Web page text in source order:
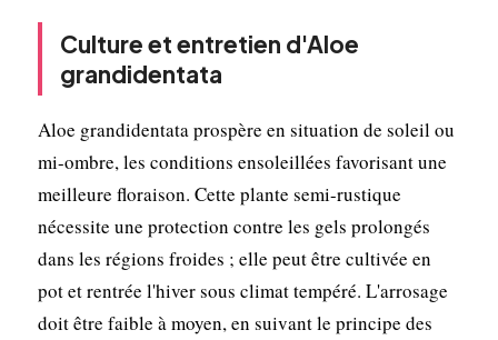
Culture et entretien d'Aloe
grandidentata
Aloe grandidentata prospère en situation de soleil ou
mi-ombre, les conditions ensoleillées favorisant une
meilleure floraison. Cette plante semi-rustique
nécessite une protection contre les gels prolongés
dans les régions froides ; elle peut être cultivée en
pot et rentrée l'hiver sous climat tempéré. L'arrosage
doit être faible à moyen, en suivant le principe des